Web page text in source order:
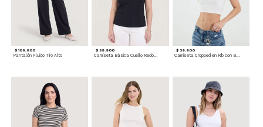
$ 109.900
Pantalón Fluido Tiro Alto
$ 39.900
Camiseta Básica Cuello Redondo
$ 39.900
Camiseta Cropped en Rib con Botones